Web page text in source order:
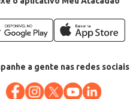
a gente nas redes sociais